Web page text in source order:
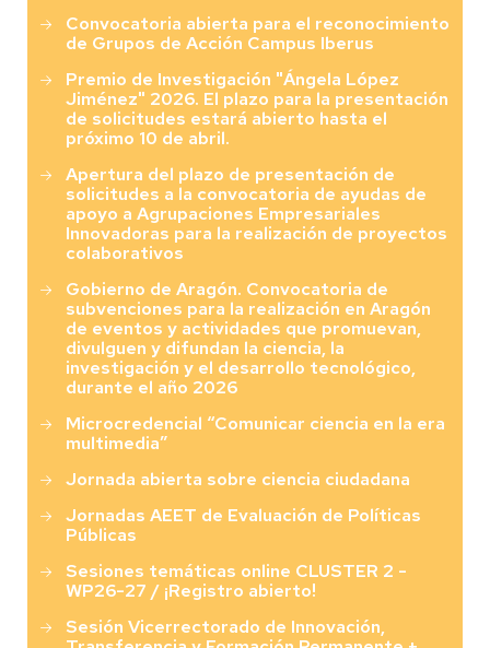
Convocatoria abierta para el reconocimiento
de Grupos de Acción Campus Iberus
Premio de Investigación "Ángela López
Jiménez" 2026. El plazo para la presentación
de solicitudes estará abierto hasta el
próximo 10 de abril.
Apertura del plazo de presentación de
solicitudes a la convocatoria de ayudas de
apoyo a Agrupaciones Empresariales
Innovadoras para la realización de proyectos
colaborativos
Gobierno de Aragón. Convocatoria de
subvenciones para la realización en Aragón
de eventos y actividades que promuevan,
divulguen y difundan la ciencia, la
investigación y el desarrollo tecnológico,
durante el año 2026
Microcredencial “Comunicar ciencia en la era
multimedia”
Jornada abierta sobre ciencia ciudadana
Jornadas AEET de Evaluación de Políticas
Públicas
Sesiones temáticas online CLUSTER 2 -
WP26-27 / ¡Registro abierto!
Sesión Vicerrectorado de Innovación,